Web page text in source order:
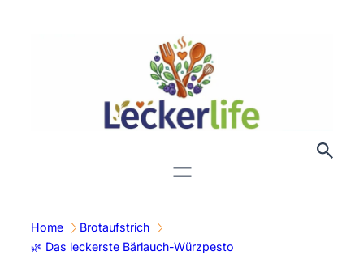
Home
Brotaufstrich
🌿 Das leckerste Bärlauch-Würzpesto